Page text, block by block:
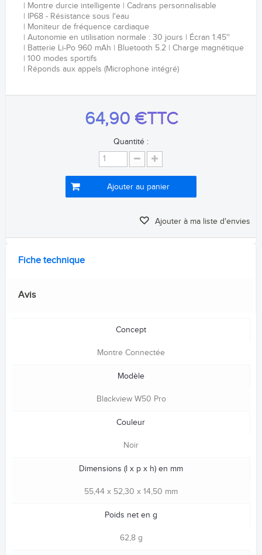
Montre durcie intelligente
Cadrans personnalisable
IP68 - Résistance sous l'eau
Moniteur de fréquence cardiaque
Autonomie en utilisation normale : 30 jours
Écran 1.45''
Batterie Li-Po 960 mAh Bluetooth 5.2
Charge magnétique
100 modes sportifs
Réponds aux appels (Microphone intégré)
64,90 €TTC
Quantité :
Ajouter au panier
Ajouter à ma liste d'envies
Fiche technique
Avis
Concept
Montre Connectée
Modèle
Blackview W50 Pro
Couleur
Noir
Dimensions (l x p x h) en mm
55,44 x 52,30 x 14,50 mm
Poids net en g
62,8 g